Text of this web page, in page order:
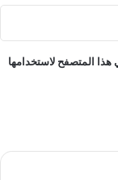
هذا المتصفح لاستخدامها